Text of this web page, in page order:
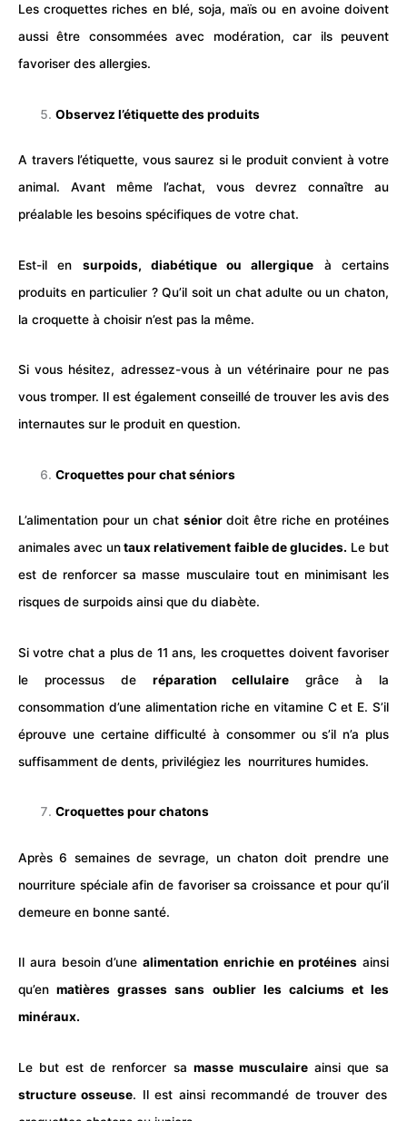
Les croquettes riches en blé, soja, maïs ou en avoine doivent
aussi être consommées avec modération, car ils peuvent
favoriser des allergies.
Observez l’étiquette des produits
A travers l’étiquette, vous saurez si le produit convient à votre
animal. Avant même l’achat, vous devrez connaître au
préalable les besoins spécifiques de votre chat.
Est-il en surpoids, diabétique ou allergique à certains
produits en particulier ? Qu’il soit un chat adulte ou un chaton,
la croquette à choisir n’est pas la même.
Si vous hésitez, adressez-vous à un vétérinaire pour ne pas
vous tromper. Il est également conseillé de trouver les avis des
internautes sur le produit en question.
Croquettes pour chat séniors
L’alimentation pour un chat séniordoit être riche en protéines
animales avec untaux relativement faible de glucides. Le but
est de renforcer sa masse musculaire tout en minimisant les
risques de surpoids ainsi que du diabète.
Si votre chat a plus de 11 ans, les croquettes doivent favoriser
le processus de réparation cellulaire grâce à la
consommation d’une alimentation riche en vitamine C et E. S’il
éprouve une certaine difficulté à consommer ou s’il n’a plus
suffisamment de dents, privilégiez les nourritures humides.
Croquettes pour chatons
Après 6 semaines de sevrage, un chaton doit prendre une
nourriture spéciale afin de favoriser sa croissance et pour qu’il
demeure en bonne santé.
Il aura besoin d’une alimentation enrichie en protéines ainsi
qu’en matières grasses sans oublier les calciums et les
minéraux.
Le but est de renforcer sa masse musculaireainsi que sa
structure osseuse. Il est ainsi recommandé de trouver des